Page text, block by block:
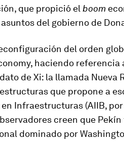
, que propició el boom
del gobierno de
del orden
haciendo referencia
de Xi: la llamada Nueva
que propone a
Infraestructuras (AIIB, por
creen que
dominado por